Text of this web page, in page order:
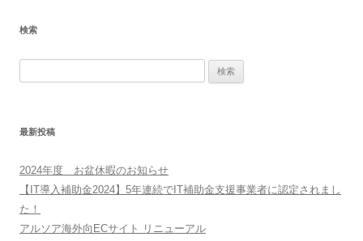
検索
最新投稿
2024年度 お盆休暇のお知らせ
【IT導入補助金2024】5年連続でIT補助金支援事業者に認定されまし
た！
アルソア海外向ECサイト リニューアル